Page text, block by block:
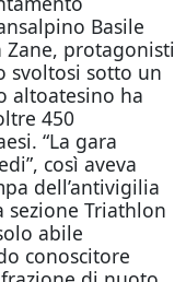
Basile
Zane, protagonisti
svoltosi sotto un
altoatesino ha
450
“La gara
così aveva
dell’antivigilia
sezione Triathlon
abile
conoscitore